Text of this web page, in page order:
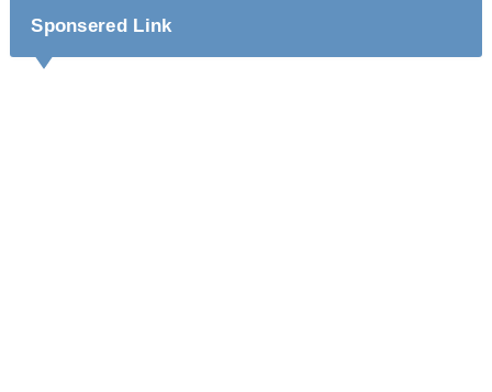
Sponsered Link